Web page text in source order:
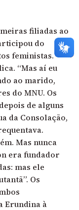
filiadas ao
do
feministas.
“Mas aí eu
ao marido,
do MNU. Os
de alguns
da Consolação,
Mas nunca
era fundador
mas ele
Os
Erundina à